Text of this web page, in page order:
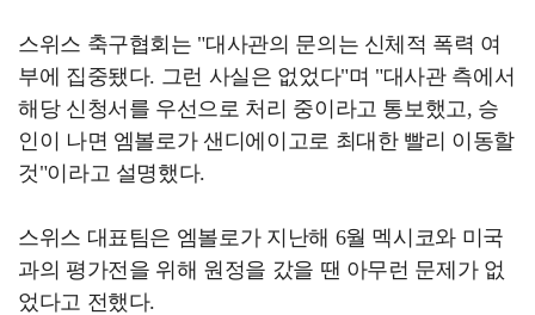
스위스 축구협회는 "대사관의 문의는 신체적 폭력 여
부에 집중됐다. 그런 사실은 없었다"며 "대사관 측에서
해당 신청서를 우선으로 처리 중이라고 통보했고, 승
인이 나면 엠볼로가 샌디에이고로 최대한 빨리 이동할
것"이라고 설명했다.
스위스 대표팀은 엠볼로가 지난해 6월 멕시코와 미국
과의 평가전을 위해 원정을 갔을 땐 아무런 문제가 없
었다고 전했다.